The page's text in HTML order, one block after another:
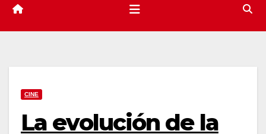
CINE
La evolución de la